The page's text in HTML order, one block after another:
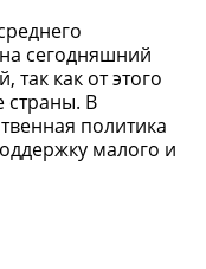
сегодняшний
так как от этого
страны. В
политика
малого и